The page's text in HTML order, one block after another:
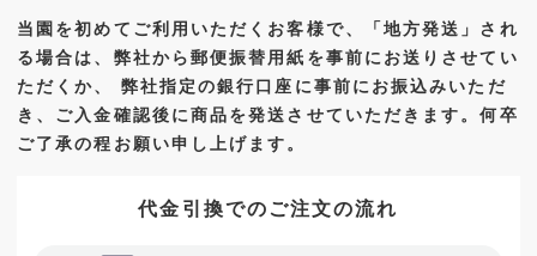
当園を初めてご利用いただくお客様で、「地方発送」され
る場合は、弊社から郵便振替用紙を事前にお送りさせてい
ただくか、 弊社指定の銀行口座に事前にお振込みいただ
き、ご入金確認後に商品を発送させていただきます。何卒
ご了承の程お願い申し上げます。
代金引換でのご注文の流れ